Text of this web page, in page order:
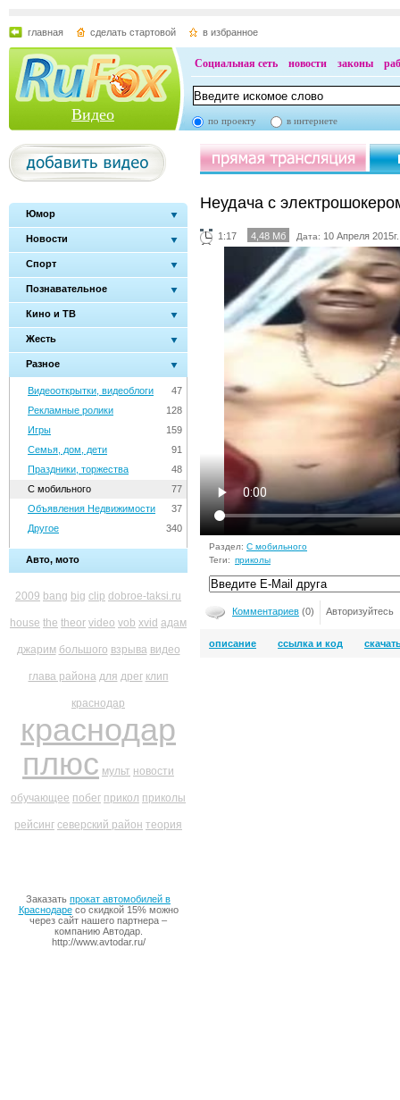
главная сделать стартовой в избранное
Видео
Социальная сеть новости законы
по проекту в интернете
Юмор
Новости
Спорт
Познавательное
Кино и ТВ
Жесть
Разное
47
Видеооткрытки, видеоблоги
128
Рекламные ролики
159
Игры
91
Семья, дом, дети
48
Праздники, торжества
77
С мобильного
37
Объявления Недвижимости
340
Другое
Авто, мото
2009 bang big clip dobroe-taksi.ru
house the theor video vob xvid адам
джарим большого взрыва видео
глава района для дрег клип
краснодар
краснодар
плюс мульт новости
обучающее побег прикол приколы
рейсинг северский район теория
Заказать прокат автомобилей в
Краснодаресо скидкой 15% можно
через сайт нашего партнера –
компанию Автодар.
http://www.avtodar.ru/
Неудача с
1:17 4,48 Мб Дата: 10 Апреля 2015г.
Раздел: С мобильного
Теги: приколы
Комментариев (0) Авторизуйтесь
описание ссылка и код